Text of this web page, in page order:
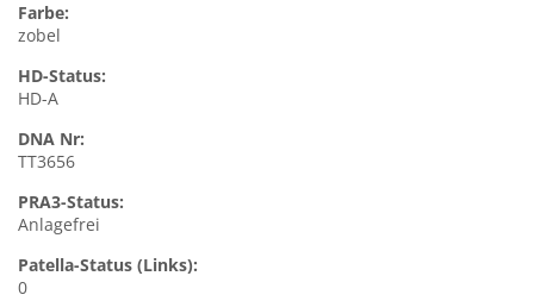
Farbe:
zobel
HD-Status:
HD-A
DNA Nr:
TT3656
PRA3-Status:
Anlagefrei
Patella-Status (Links):
0